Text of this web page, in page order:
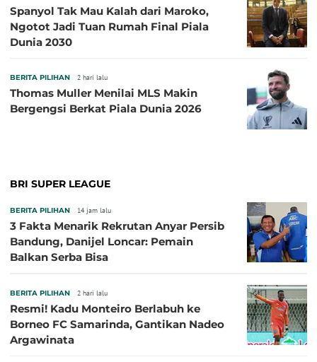
Spanyol Tak Mau Kalah dari Maroko,
Ngotot Jadi Tuan Rumah Final Piala
Dunia 2030
BERITA PILIHAN 2 hari lalu
Thomas Muller Menilai MLS Makin
Bergengsi Berkat Piala Dunia 2026
BRI SUPER LEAGUE
BERITA PILIHAN 14 jam lalu
3 Fakta Menarik Rekrutan Anyar Persib
Bandung, Danijel Loncar: Pemain
Balkan Serba Bisa
BERITA PILIHAN 2 hari lalu
Resmi! Kadu Monteiro Berlabuh ke
Borneo FC Samarinda, Gantikan Nadeo
Argawinata